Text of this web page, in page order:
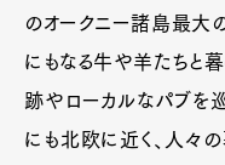
のオークニー諸島最大
にもなる牛や羊たちと
跡やローカルなパブを
にも北欧に近く、人々